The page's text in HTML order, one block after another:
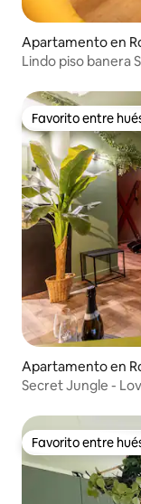
Apartamento en
Lindo piso banera
Favorito entre
Favorito entre
Apartamento en
Secret Jungle -
Favorito entre
Favorito entre